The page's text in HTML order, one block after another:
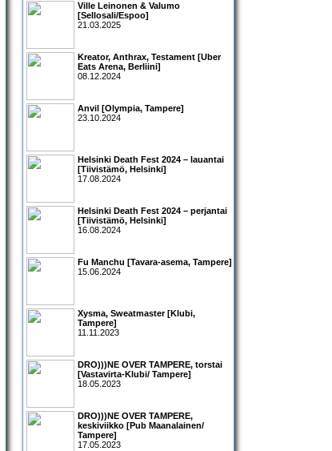
Ville Leinonen & Valumo
[Sellosali/Espoo]
21.03.2025
Kreator, Anthrax, Testament [Uber
Eats Arena, Berliini]
08.12.2024
Anvil [Olympia, Tampere]
23.10.2024
Helsinki Death Fest 2024 – lauantai
[Tiivistämö, Helsinki]
17.08.2024
Helsinki Death Fest 2024 – perjantai
[Tiivistämö, Helsinki]
16.08.2024
Fu Manchu [Tavara-asema, Tampere]
15.06.2024
Xysma, Sweatmaster [Klubi,
Tampere]
11.11.2023
DRO)))NE OVER TAMPERE, torstai
[Vastavirta-Klubi/ Tampere]
18.05.2023
DRO)))NE OVER TAMPERE,
keskiviikko [Pub Maanalainen/
Tampere]
17.05.2023